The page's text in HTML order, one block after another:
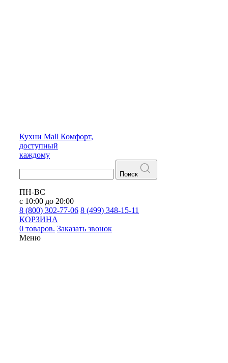
Кухни Mall Комфорт,
доступный
каждому
Поиск
ПН-ВС
с 10:00 до 20:00
8 (800) 302-77-06 8 (499) 348-15-11
КОРЗИНА
0 товаров. Заказать звонок
Меню